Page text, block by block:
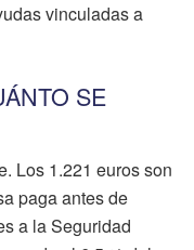
vinculadas a
SE
Los 1.221 euros son
paga antes de
a la Seguridad